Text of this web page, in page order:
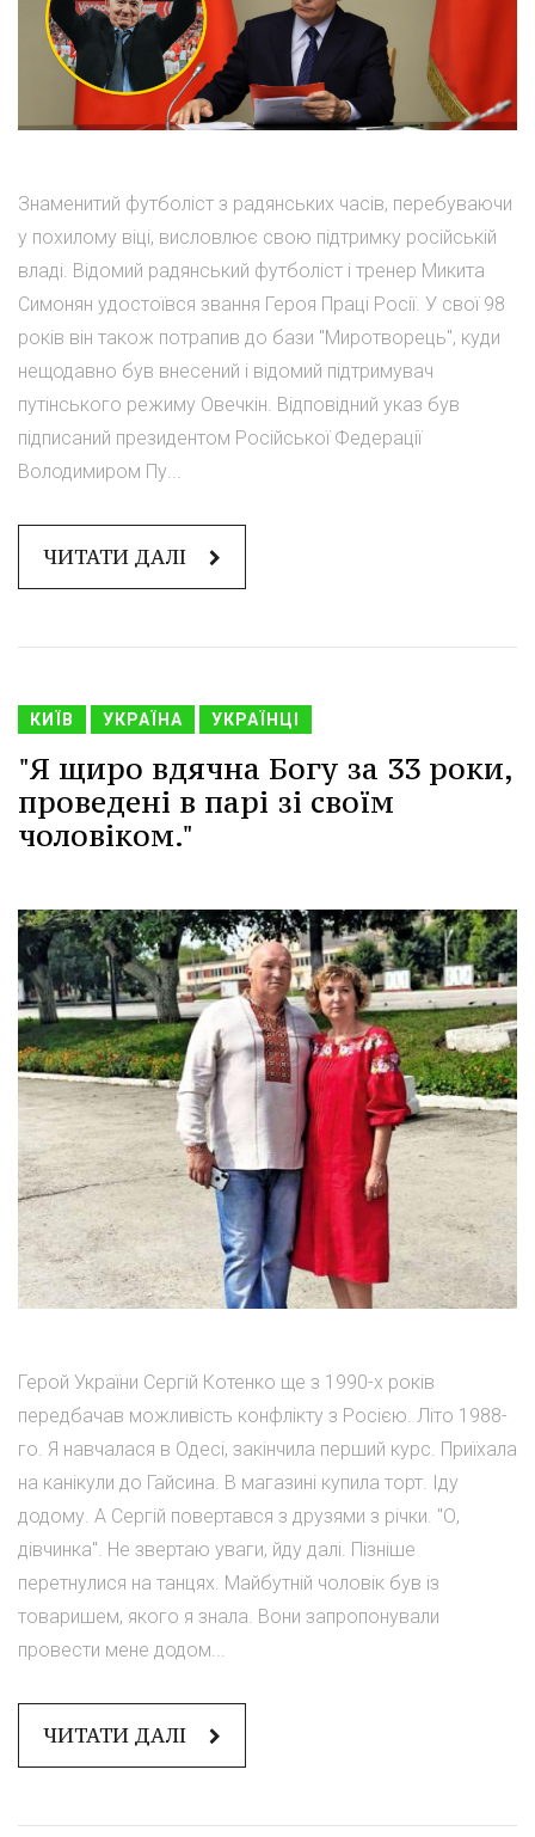
Знаменитий футболіст з радянських часів, перебуваючи
у похилому віці, висловлює свою підтримку російській
владі. Відомий радянський футболіст і тренер Микита
Симонян удостоївся звання Героя Праці Росії. У свої 98
років він також потрапив до бази "Миротворець", куди
нещодавно був внесений і відомий підтримувач
путінського режиму Овечкін. Відповідний указ був
підписаний президентом Російської Федерації
Володимиром Пу...
ЧИТАТИ ДАЛІ
КИЇВ УКРАЇНА УКРАЇНЦІ
"Я щиро вдячна Богу за 33 роки,
проведені в парі зі своїм
чоловіком."
Герой України Сергій Котенко ще з 1990-х років
передбачав можливість конфлікту з Росією. Літо 1988-
го. Я навчалася в Одесі, закінчила перший курс. Приїхала
на канікули до Гайсина. В магазині купила торт. Іду
додому. А Сергій повертався з друзями з річки. "О,
дівчинка". Не звертаю уваги, йду далі. Пізніше
перетнулися на танцях. Майбутній чоловік був із
товаришем, якого я знала. Вони запропонували
провести мене додом...
ЧИТАТИ ДАЛІ